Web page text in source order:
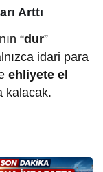
Arttı
“dur”
idari para
ehliyete el
kalacak.